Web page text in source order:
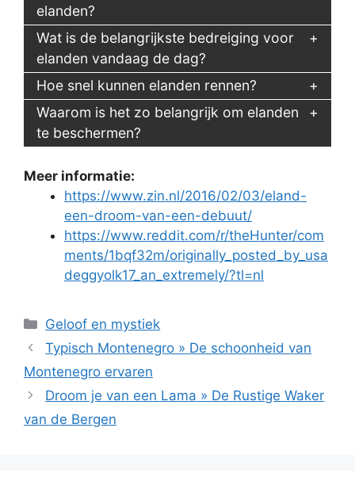
elanden?
Wat is de belangrijkste bedreiging voor
elanden vandaag de dag?
Hoe snel kunnen elanden rennen?
Waarom is het zo belangrijk om elanden
te beschermen?
Meer informatie:
https://www.zin.nl/2016/02/03/eland-
een-droom-van-een-debuut/
https://www.reddit.com/r/theHunter/com
ments/1bqf32m/originally_posted_by_usa
deggyolk17_an_extremely/?tl=nl
Categorieën
Geloof en mystiek
Typisch Montenegro » De schoonheid van
Montenegro ervaren
Droom je van een Lama » De Rustige Waker
van de Bergen